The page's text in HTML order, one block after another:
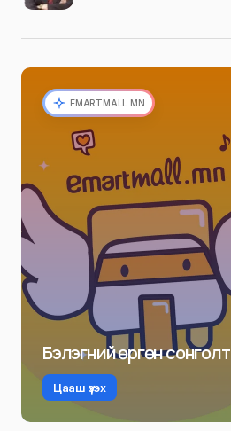
EMARTMALL.MN
Бэлэгний өргөн сонголт
Цааш үзэх